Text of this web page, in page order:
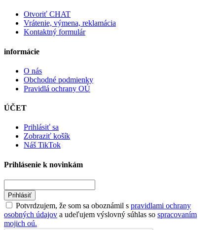
Otvoriť CHAT
Vrátenie, výmena, reklamácia
Kontaktný formulár
informácie
O nás
Obchodné podmienky
Pravidlá ochrany OÚ
ÚČET
Prihlásiť sa
Zobraziť košík
Náš TikTok
Prihlásenie k novinkám
Prihlásiť
Potvrdzujem, že som sa oboznámil s pravidlami ochrany
osobných údajov a udeľujem výslovný súhlas so spracovaním
mojich oú.